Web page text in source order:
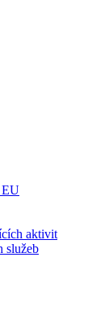
EU
aktivit
služeb